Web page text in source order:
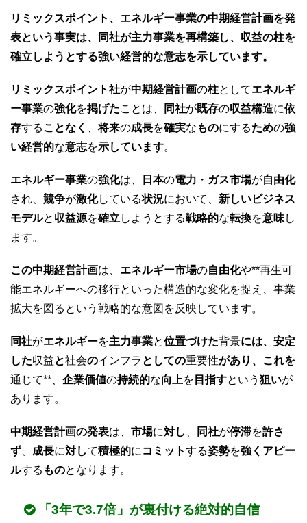
リミックスポイント、エネルギー事業の中期経営計画を発
表という事実は、同社が主力事業を再構築し、収益の柱を
確立しようとする強い経営的な意志を示しています。
リミックスポイント社が中期経営計画の柱としてエネルギ
ー事業の強化を掲げたことは、 同社が既存の収益構造に依
存する ことなく 、将来の成長を確実な ものにするための強
い経営的な意志を示しています。
エネルギー事業の強化は、 日本の電力 ・ ガス市場が自由化
され、 競争が激化している状況において、 新しいビジネス
モデルと 収益源を確立 しようとする戦略的な転換を意味し
ます。
この中期経営計画は、 エネルギー市場の自由化や**再生可
能エネルギーへの移行といった構造的な変化を捉え、事業
拡大を図るという戦略的な意図を反映しています。
同社がエネルギーを主力事業と位置づけた背景には、安定
した収益と社会のインフラ としての重要性があり、これを
通じて**、 企業価値の持続的な向上を 目指すという 狙いが
あります。
中期経営計画の発表は、 市場に対し 同社が停滞を許さ
ず
成長に対して積極的に コミットする姿勢を強くアピー
ルする ものとなります。
「3年で3.7倍」が裏付ける絶対的自信